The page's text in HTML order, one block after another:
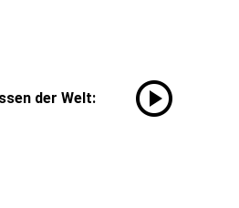
der Welt:
play_circle